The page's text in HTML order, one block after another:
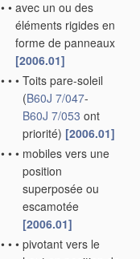
• • avec un ou des
éléments rigides en
forme de panneaux
[2006.01]
• • • Toits pare-soleil
(B60J 7/047-
B60J 7/053 ont
priorité) [2006.01]
• • • mobiles vers une
position
superposée ou
escamotée
[2006.01]
• • • pivotant vers le